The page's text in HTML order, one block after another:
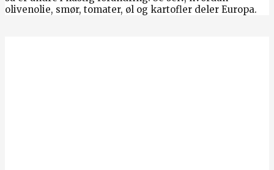
olivenolie, smør, tomater, øl og kartofler deler Europa.